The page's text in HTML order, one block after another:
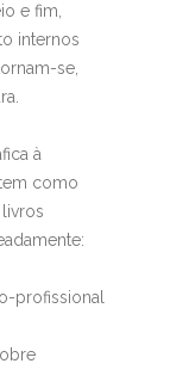
e fim,
internos
se,
à
como
profissional